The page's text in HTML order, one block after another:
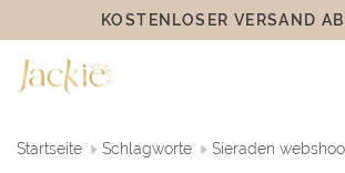
KOSTENLOSER VERSAND
Startseite Schlagworte Sieraden webshoo